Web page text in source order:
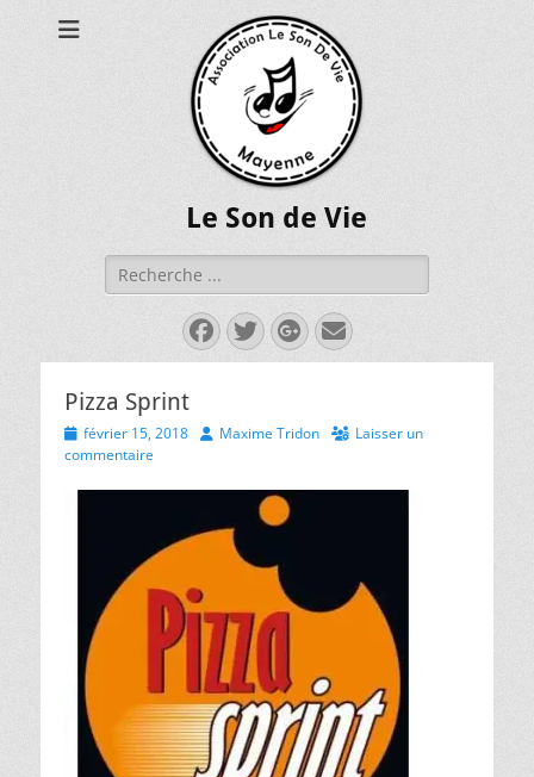
Le Son de Vie
Rechercher :
Facebook
Twitter
Googleplus
E-
mail
Pizza Sprint
P
o
février 15, 2018 A
r
Maxime Tridon
Laisser un
commentaire